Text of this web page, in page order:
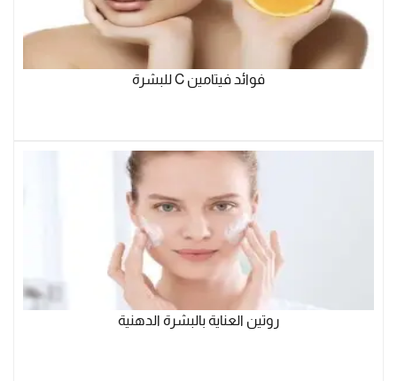
فوائد فيتامين C للبشرة
روتين العناية بالبشرة الدهنية